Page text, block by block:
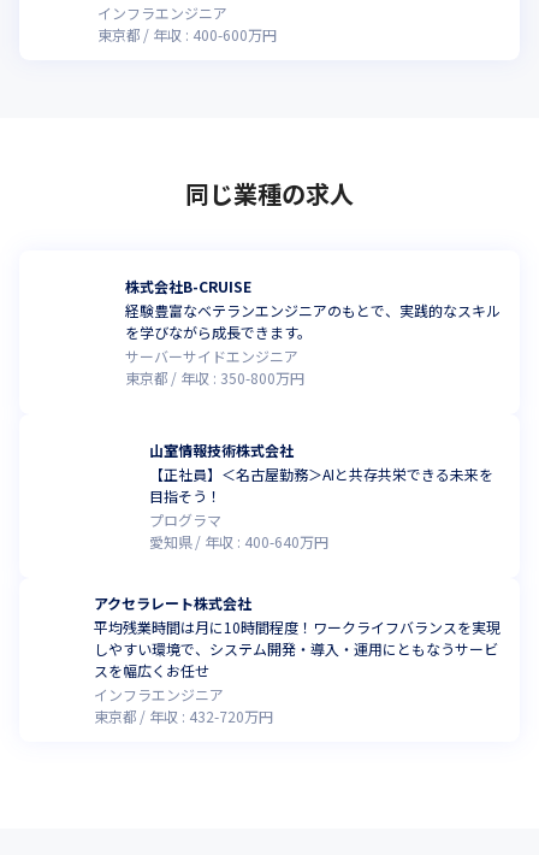
インフラエンジニア
東京都
年収 : 400-600万円
同じ業種の求人
株式会社B-CRUISE
経験豊富なベテランエンジニアのもとで、実践的なスキル
を学びながら成長できます。
サーバーサイドエンジニア
東京都
年収 : 350-800万円
山室情報技術株式会社
【正社員】＜名古屋勤務＞AIと共存共栄できる未来を
目指そう！
プログラマ
愛知県
年収 : 400-640万円
アクセラレート株式会社
平均残業時間は月に10時間程度！ワークライフバランスを実現
しやすい環境で、システム開発・導入・運用にともなうサービ
スを幅広くお任せ
インフラエンジニア
東京都
年収 : 432-720万円